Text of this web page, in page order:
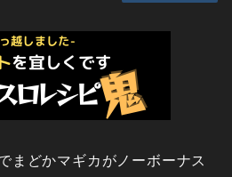
まどかマギカがノーボーナス